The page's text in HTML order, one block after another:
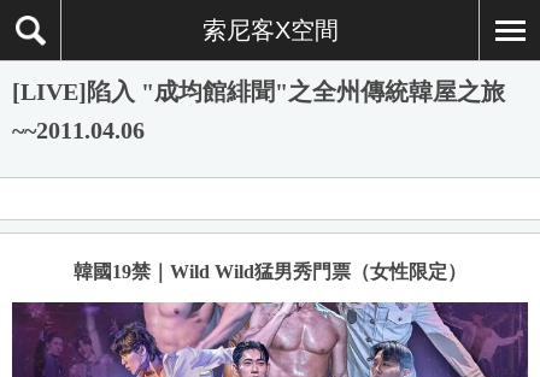
索尼客X空間
[LIVE]陷入 "成均館緋聞"之全州傳統韓屋之旅
~~2011.04.06
韓國19禁｜Wild Wild猛男秀門票（女性限定）